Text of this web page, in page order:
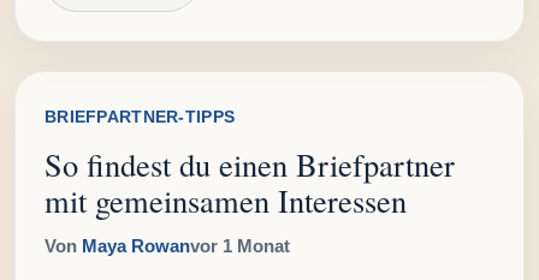
BRIEFPARTNER-TIPPS
So findest du einen Briefpartner
mit gemeinsamen Interessen
Von Maya Rowanvor 1 Monat